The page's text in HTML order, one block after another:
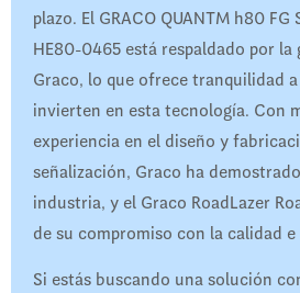
plazo. El GRACO QUANTM h80
HE80-0465 está respaldado por
Graco, lo que ofrece tranquilidad
invierten en esta tecnología. Con
experiencia en el diseño y
señalización, Graco ha
industria, y el Graco RoadLazer
de su compromiso con la calidad
Si estás buscando una solución